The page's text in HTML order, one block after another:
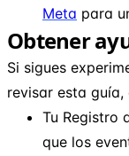
Meta para
Obtener
Si sigues
revisar esta guía,
Tu Registro
que los